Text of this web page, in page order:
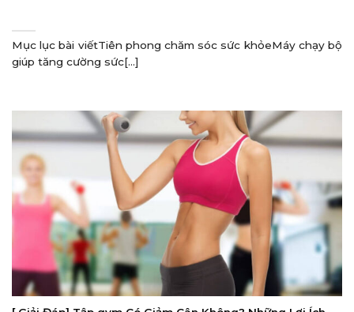
Mục lục bài viếtTiên phong chăm sóc sức khỏeMáy chạy bộ
giúp tăng cường sức[...]